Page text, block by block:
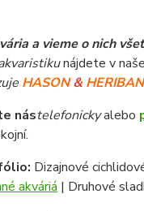
a vieme o nich
nájdete v
HASON&
nástelefonickyalebo
Dizajnové
akváriá | Druhové